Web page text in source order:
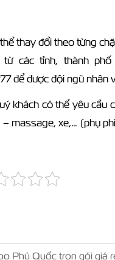
thay đổi theo từng
từ các tỉnh, thành
để được đội ngũ nhân
khách có thể yêu cầu
massage, xe,… (phụ
Phú Quốc trọn gói giá